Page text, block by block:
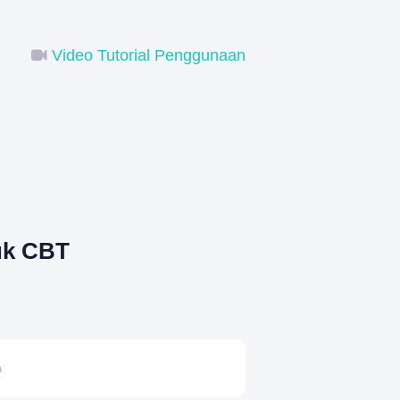
Video Tutorial Penggunaan
CBT